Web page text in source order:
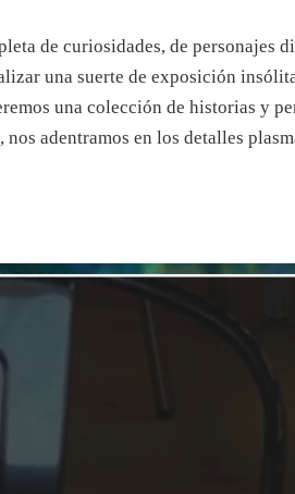
de curiosidades, de personajes
una suerte de exposición
una colección de historias y
nos adentramos en los detalles